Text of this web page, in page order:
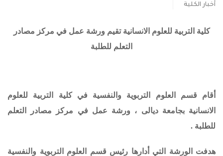
أخبار الكلية
كلية التربية للعلوم الانسانية تقيم ورشة عمل في مركز مصادر
التعلم للطلبة
أقام قسم العلوم التربوية والنفسية في كلية التربية للعلوم
الانسانية بجامعة ديالى ، ورشة عمل في مركز مصادر التعلم
للطلبة .
هدفت الورشة التي أدارها رئيس قسم العلوم التربوية والنفسية